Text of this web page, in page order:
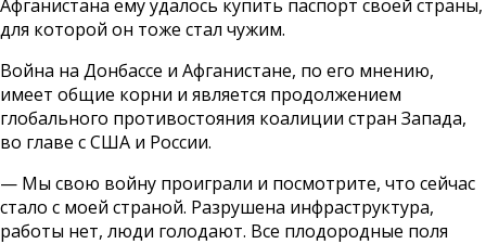
Афганистана ему удалось купить паспорт своей страны,
для которой он тоже стал чужим.
Война на Донбассе и Афганистане, по его мнению,
имеет общие корни и является продолжением
глобального противостояния коалиции стран Запада,
во главе с США и России.
— Мы свою войну проиграли и посмотрите, что сейчас
стало с моей страной. Разрушена инфраструктура,
работы нет, люди голодают. Все плодородные поля